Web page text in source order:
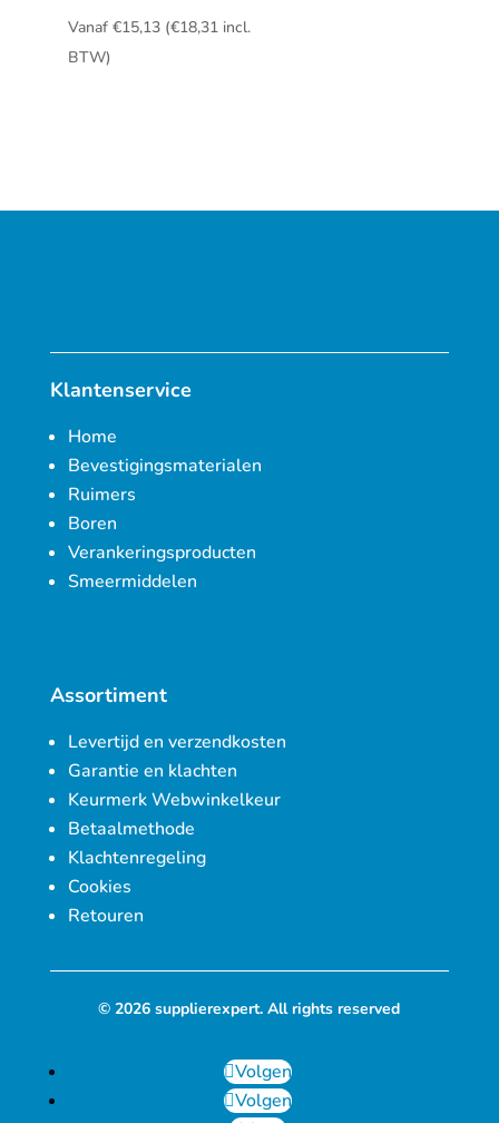
Vanaf €15,13 (€18,31incl.
BTW)
Klantenservice
Home
Bevestigingsmaterialen
Ruimers
Boren
Verankeringsproducten
Smeermiddelen
Assortiment
Levertijd en verzendkosten
Garantie en klachten
Keurmerk Webwinkelkeur
Betaalmethode
Klachtenregeling
Cookies
Retouren
© 2026 supplierexpert. All rights reserved
Volgen
Volgen